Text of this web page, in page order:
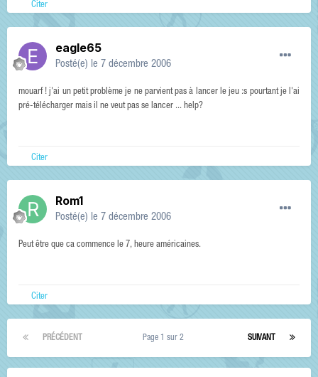
Citer
eagle65
Posté(e) le 7 décembre 2006
mouarf ! j'ai un petit problème je ne parvient pas à lancer le jeu :s pourtant je l'ai
pré-télécharger mais il ne veut pas se lancer ... help?
Citer
Rom1
Posté(e) le 7 décembre 2006
Peut être que ca commence le 7, heure américaines.
Citer
PRÉCÉDENT SUIVANT
Page 1 sur 2